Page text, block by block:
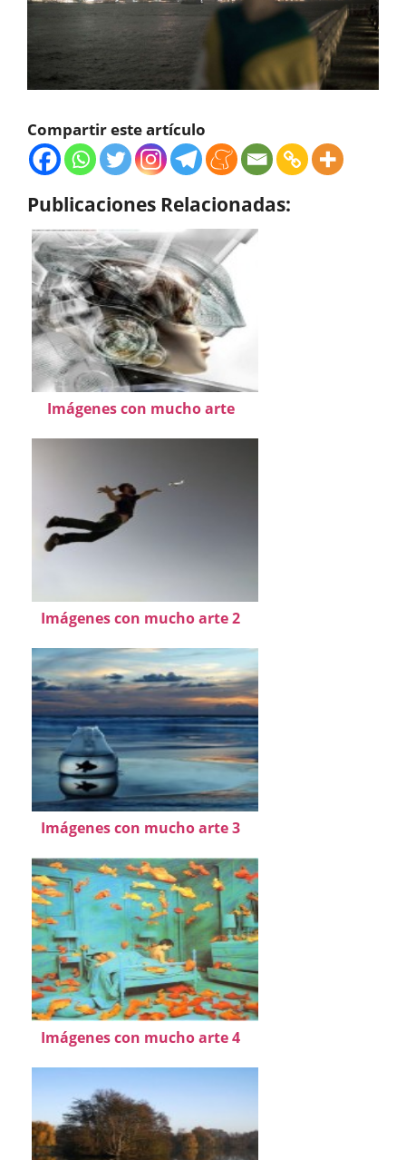
Compartir este artículo
Publicaciones Relacionadas:
Imágenes con mucho arte
Imágenes con mucho arte 2
Imágenes con mucho arte 3
Imágenes con mucho arte 4